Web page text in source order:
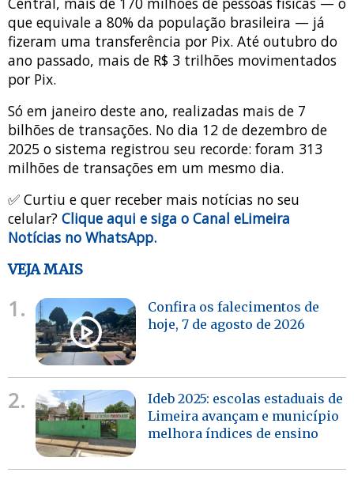
que equivale a 80% da população brasileira — já
fizeram uma transferência por Pix. Até outubro do
ano passado, mais de R$ 3 trilhões movimentados
por Pix.
Só em janeiro deste ano, realizadas mais de 7
bilhões de transações. No dia 12 de dezembro de
2025 o sistema registrou seu recorde: foram 313
milhões de transações em um mesmo dia.
✅ Curtiu e quer receber mais notícias no seu
celular? Clique aqui e siga o Canal eLimeira
Notícias no WhatsApp.
VEJA MAIS
1.
Confira os falecimentos de
hoje, 7 de agosto de 2026
2.
Ideb 2025: escolas estaduais de
Limeira avançam e município
melhora índices de ensino